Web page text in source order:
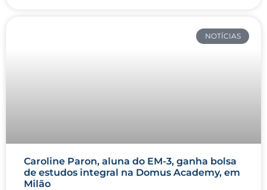
NOTÍCIAS
Caroline Paron, aluna do EM-3, ganha bolsa
de estudos integral na Domus Academy, em
Milão